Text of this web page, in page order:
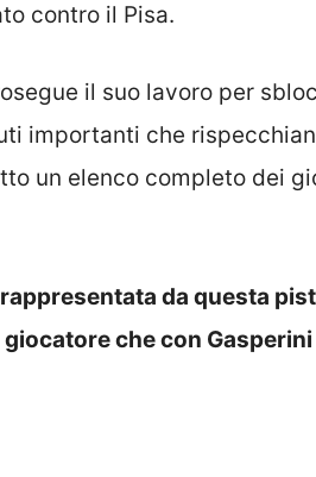
contro il Pisa.
il suo lavoro per
importanti che
un elenco completo dei
da questa
che con